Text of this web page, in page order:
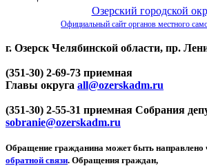
Озерский городской
Официальный сайт органов местного
г. Озерск Челябинской области, пр.
(351-30) 2-69-73 приемная
Главы округа all@ozerskadm.ru
(351-30) 2-55-31 приемная Собрания
sobranie@ozerskadm.ru
Обращение гражданина может быть направлено
обратной связи. Обращения граждан,